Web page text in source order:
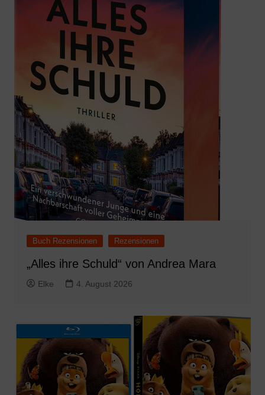
Buch Rezensionen Rezensionen
„Alles ihre Schuld“ von Andrea Mara
Elke 4. August 2026